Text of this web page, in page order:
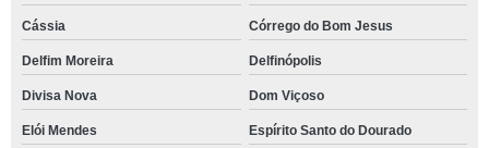
Cássia Córrego do Bom Jesus
Delfim Moreira Delfinópolis
Divisa Nova Dom Viçoso
Elói Mendes Espírito Santo do Dourado